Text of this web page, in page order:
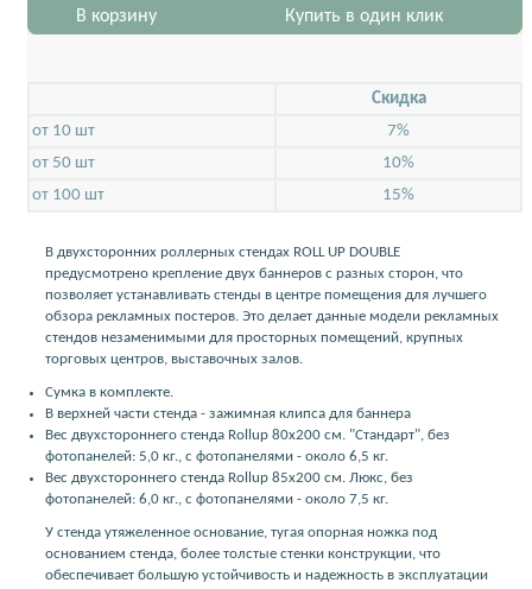
В корзину Купить в один клик
Скидкa
от 10 шт
7%
от 50 шт
10%
от 100 шт
15%
В двухсторонних роллерных стендах ROLL UP DOUBLE
предусмотрено крепление двух баннеров с разных сторон, что
позволяет устанавливать стенды в центре помещения для лучшего
обзора рекламных постеров. Это делает данные модели рекламных
стендов незаменимыми для просторных помещений, крупных
торговых центров, выставочных залов.
Сумка в комплекте.
В верхней части стенда - зажимная клипса для баннера
Вес двухстороннего стенда Rollup 80х200 см. "Стандарт", без
фотопанелей: 5,0 кг., с фотопанелями - около 6,5 кг.
Вес двухстороннего стенда Rollup 85х200 см. Люкс, без
фотопанелей: 6,0 кг., с фотопанелями - около 7,5 кг.
У стенда утяжеленное основание, тугая опорная ножка под
основанием стенда, более толстые стенки конструкции, что
обеспечивает большую устойчивость и надежность в эксплуатации